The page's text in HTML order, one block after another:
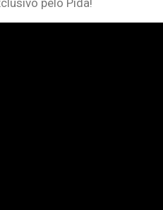
pelo Pida!